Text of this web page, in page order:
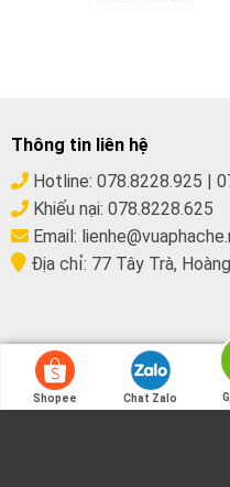
Thông tin liên hệ
Hotline: 078.8228.925 |
Khiếu nại: 078.8228.625
Email:
Địa chỉ: 77 Tây Trà,
Shopee Chat Zalo